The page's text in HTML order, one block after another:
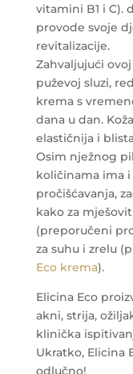
vitamini B1 i C).
provode svoje
revitalizacije.
Zahvaljujući
puževoj sluzi,
krema s
dana u dan.
elastičnija i
Osim nježnog
količinama ima
pročišćavanja,
kako za
(preporučeni
za suhu i zrelu
Eco krema).
Elicina Eco
akni, strija,
klinička
Ukratko, Elicina
odlučno!